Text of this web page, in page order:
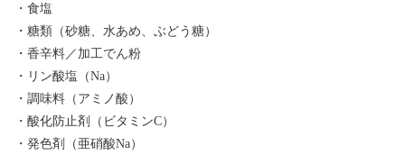
・食塩
・糖類（砂糖、水あめ、ぶどう糖）
・香辛料／加工でん粉
・リン酸塩（Na）
・調味料（アミノ酸）
・酸化防止剤（ビタミンC）
・発色剤（亜硝酸Na）